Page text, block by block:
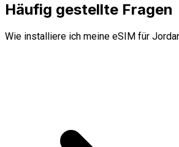
Häufig gestellte Fragen
Wie installiere ich meine eSIM für